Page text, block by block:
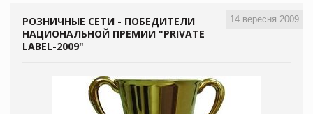
14 вересня 2009
РОЗНИЧНЫЕ СЕТИ - ПОБЕДИТЕЛИ
НАЦИОНАЛЬНОЙ ПРЕМИИ "PRIVATE
LABEL-2009"